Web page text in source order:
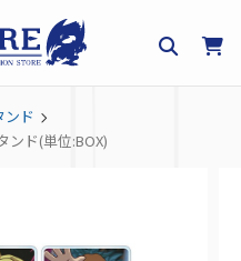
ンド
ンド(単位:BOX)